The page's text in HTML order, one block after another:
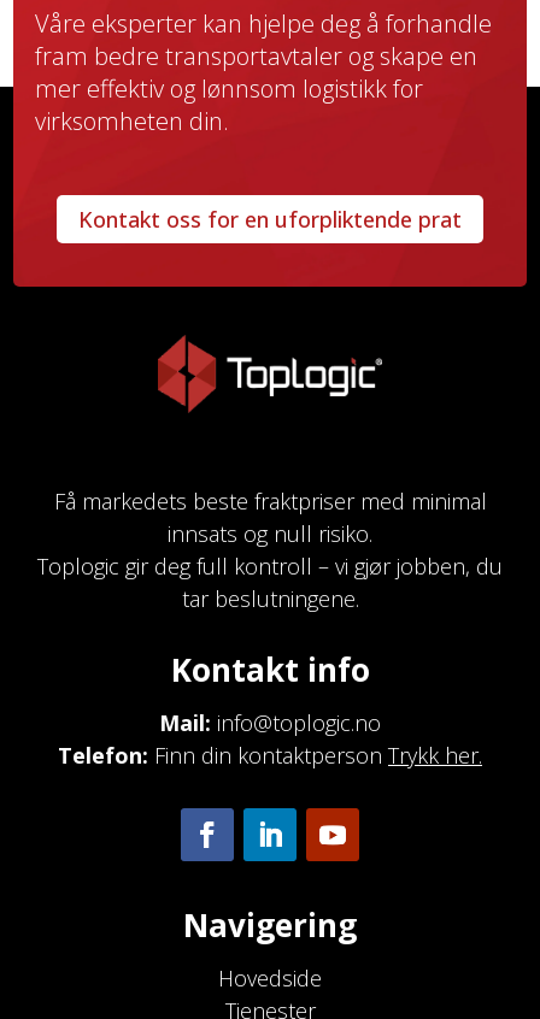
Våre eksperter kan hjelpe deg å forhandle
fram bedre transportavtaler og skape en
mer effektiv og lønnsom logistikk for
virksomheten din.
Kontakt oss for en uforpliktende prat
Få markedets beste fraktpriser med minimal
innsats og null risiko.
Toplogic gir deg full kontroll – vi gjør jobben, du
tar beslutningene.
Kontakt info
Mail: info@toplogic.no
Telefon: Finn din kontaktperson Trykk her.
Navigering
Hovedside
Tjenester